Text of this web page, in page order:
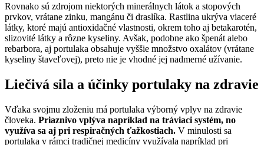
Rovnako sú zdrojom niektorých minerálnych látok a stopových
prvkov, vrátane zinku, mangánu či draslíka. Rastlina ukrýva viaceré
látky, ktoré majú antioxidačné vlastnosti, okrem toho aj betakarotén,
slizovité látky a rôzne kyseliny. Avšak, podobne ako špenát alebo
rebarbora, aj portulaka obsahuje vyššie množstvo oxalátov (vrátane
kyseliny štaveľovej), preto nie je vhodné jej nadmerné užívanie.
Liečivá sila a účinky portulaky na zdravie
Vďaka svojmu zloženiu má portulaka výborný vplyv na zdravie
človeka. Priaznivo vplýva napríklad na tráviaci systém, no
využíva sa aj pri respiračných ťažkostiach. V minulosti sa
portulaka v rámci tradičnej medicíny využívala napríklad pri